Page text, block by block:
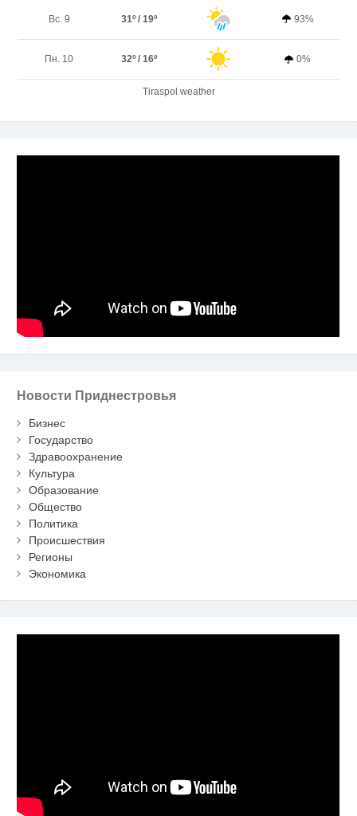
Вс. 9 31º / 19º 93%
Пн. 10 32º / 16º 0%
Tiraspol weather
Новости Приднестровья
Бизнес
Государство
Здравоохранение
Культура
Образование
Общество
Политика
Происшествия
Регионы
Экономика